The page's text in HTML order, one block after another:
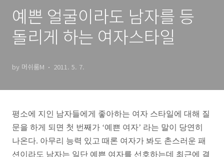
예쁜 얼굴이라도 남자를 등
돌리게 하는 여자스타일
by 머쉬룸M 2011. 5. 7.
평소에 지인 남자들에게 좋아하는 여자 스타일에 대해 질
문을 하게 되면 첫 번째가 ‘예쁜 여자’ 라는 말이 당연히
나온다. 아무리 능력 있고 때론 여자가 봐도 촌스러운 패
션이라도 남자는 일단 예쁜 여자를 선호하는데 최근에 결